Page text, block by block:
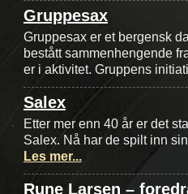
Gruppesax
Gruppesax er et bergensk
bestått sammenhengende
er i aktivitet. Gruppens
Salex
Etter mer enn 40 år er det
Salex. Nå har de spilt inn
Les mer...
Rune Larsen –